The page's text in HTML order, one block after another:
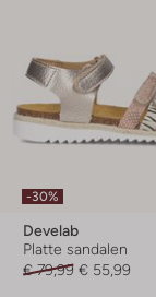
-30%
Develab
Platte sandalen
€ 79,99 € 55,99